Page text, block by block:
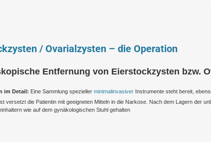
/ Ovarialzysten – die Operation
Entfernung von Eierstockzysten bzw.
im Detail: Eine Sammlung spezieller minimalinvasiver Instrumente steht bereit,
versetzt die Patientin mit geeigneten Mitteln in die Narkose. Nach dem Lagern der
wie auf dem gynäkologischen Stuhl gehalten